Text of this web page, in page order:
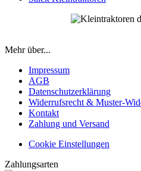
Mehr über...
Impressum
AGB
Datenschutzerklärung
Widerrufsrecht & Muster-
Kontakt
Zahlung und Versand
Cookie Einstellungen
Zahlungsarten